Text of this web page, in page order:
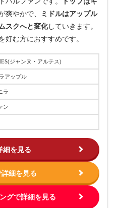
爽やかで、
ミドルはアップル
スクへと変化していきます。
好む方におすすめです。
ジャンヌ・アルテス)
アップル
ラ
ン
細を見る
詳細を見る
グで詳細を見る